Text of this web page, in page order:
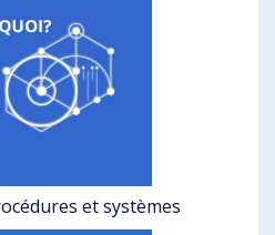
et systèmes